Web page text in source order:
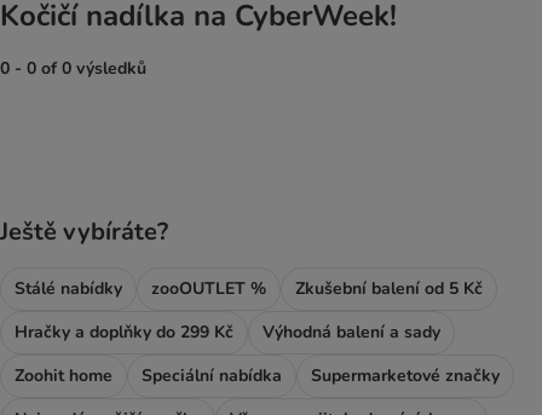
Kočičí nadílka na CyberWeek!
0 - 0 of 0 výsledků
Ještě vybíráte?
Stálé nabídky zooOUTLET %
Zkušební balení od 5 Kč
Hračky a doplňky do 299 Kč
Výhodná balení a sady
Zoohit home
Speciální nabídka
Supermarketové značky